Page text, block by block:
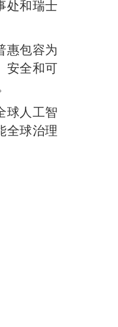
处和瑞士
惠包容为
安全和可
球人工智
全球治理